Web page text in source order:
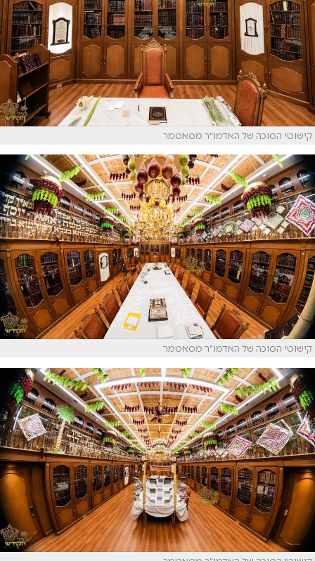
קישוטי הסוכה של האדמו"ר מסאטמר
קישוטי הסוכה של האדמו"ר מסאטמר